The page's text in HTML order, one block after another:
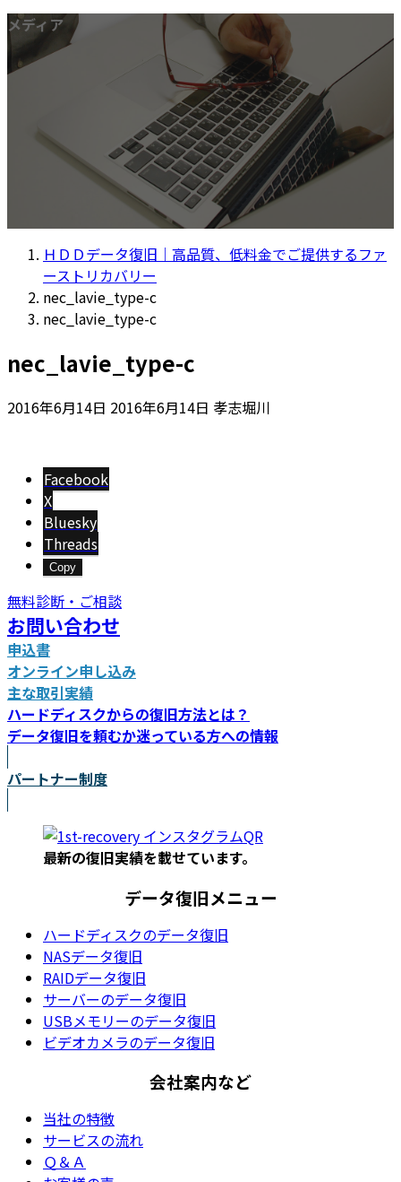
メディア
ＨＤＤデータ復旧｜高品質、低料金でご提供するファ
ーストリカバリー
nec_lavie_type-c
nec_lavie_type-c
nec_lavie_type-c
2016年6月14日 最
2016年6月14日 孝志堀川
Facebook
X
Bluesky
Threads
Copy
無料診断・ご相談
お問い合わせ
申込書
オンライン申し込み
主な取引実績
ハードディスクからの復旧方法とは？
データ復旧を頼むか迷っている方への情報
パートナー制度
最新の復旧実績を載せています。
データ復旧メニュー
ハードディスクのデータ復旧
NASデータ復旧
RAIDデータ復旧
サーバーのデータ復旧
USBメモリーのデータ復旧
ビデオカメラのデータ復旧
会社案内など
当社の特徴
サービスの流れ
Ｑ＆Ａ